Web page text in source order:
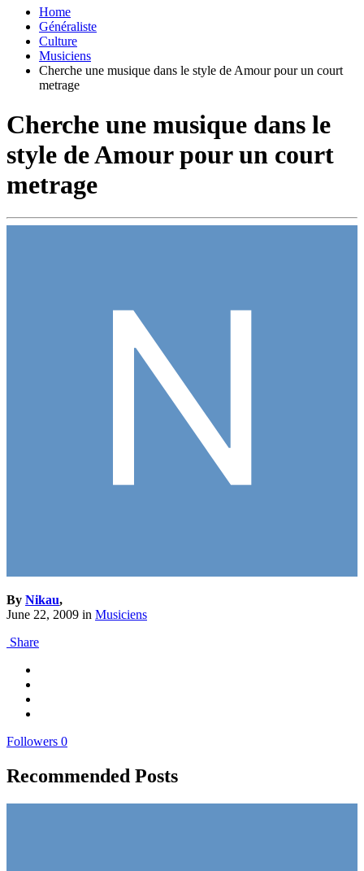
Home
Généraliste
Culture
Musiciens
Cherche une musique dans le style de Amour pour un court
metrage
Cherche une musique dans le
style de Amour pour un court
metrage
By Nikau,
June 22, 2009 in Musiciens
Share
Followers 0
Recommended Posts